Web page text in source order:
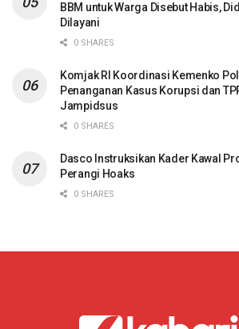
BBM untuk Warga Disebut Habis,
Dilayani
0 SHARES
Komjak RI Koordinasi Kemenko
Penanganan Kasus Korupsi dan
Jampidsus
0 SHARES
Dasco Instruksikan Kader Kawal
Perangi Hoaks
0 SHARES